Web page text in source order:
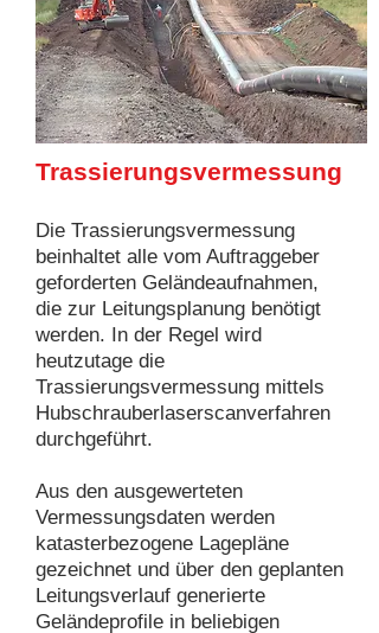
Trassierungsvermessung
Die Trassierungsvermessung
beinhaltet alle vom Auftraggeber
geforderten Geländeaufnahmen,
die zur Leitungsplanung benötigt
werden. In der Regel wird
heutzutage die
Trassierungsvermessung mittels
Hubschrauberlaserscanverfahren
durchgeführt.
Aus den ausgewerteten
Vermessungsdaten werden
katasterbezogene Lagepläne
gezeichnet und über den geplanten
Leitungsverlauf generierte
Geländeprofile in beliebigen